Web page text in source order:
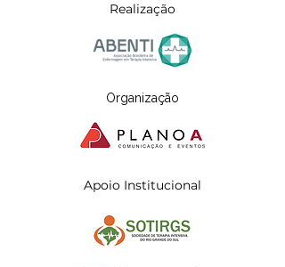
Realização
Organização
Apoio Institucional